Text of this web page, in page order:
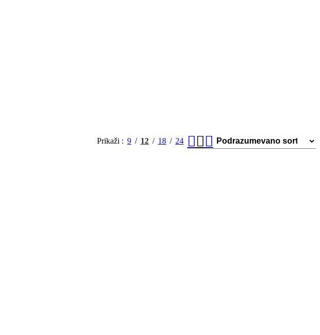
Prikaži 9 12 18 24